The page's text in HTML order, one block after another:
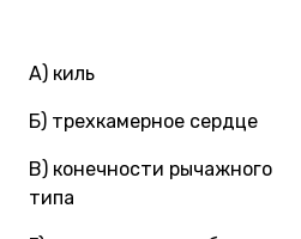
А) киль
Б) трехкамерное сердце
В) конечности рычажного
типа